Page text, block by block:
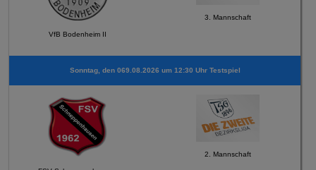
VfB Bodenheim II
3. Mannschaft
Sonntag, den 069.08.2026 um 12:30 Uhr Testspiel
2. Mannschaft